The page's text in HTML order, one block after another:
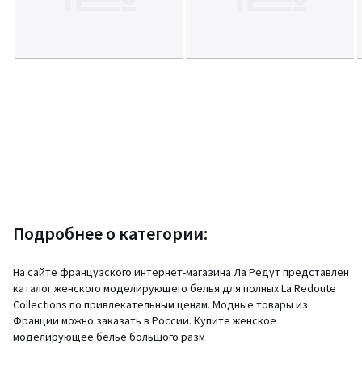
Подробнее о категории:
На сайте французского интернет-магазина Ла Редут представлен
каталог женского моделирующего белья для полных La Redoute
Collections по привлекательным ценам. Модные товары из
Франции можно заказать в России. Купите женское
моделирующее белье большого разм